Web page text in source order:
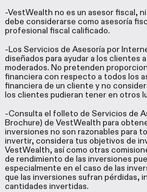
-VestWealth no es un asesor fiscal,
debe considerarse como asesoría
profesional fiscal calificado.
-Los Servicios de Asesoría por
diseñados para ayudar a los clientes
moderados. No pretenden
financiera con respecto a todos los
financiera de un cliente y no
los clientes pudieran tener en otros
-Consulta el folleto de Servicios de
Brochure) de VestWealth para
inversiones no son razonables para
invertir, considera tus objetivos de
VestWealth, así como otras
de rendimiento de las inversiones
especialmente en el caso de las
que las inversiones sufran pérdidas,
cantidades invertidas.